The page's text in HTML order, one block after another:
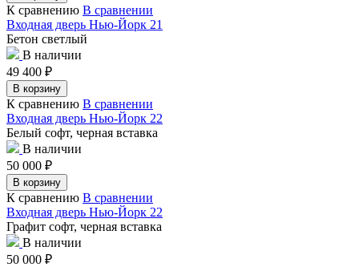
К сравнению В сравнении
Входная дверь Нью-Йорк 21
Бетон светлый
В наличии
49 400 ₽
В корзину
К сравнению В сравнении
Входная дверь Нью-Йорк 22
Белый софт, черная вставка
В наличии
50 000 ₽
В корзину
К сравнению В сравнении
Входная дверь Нью-Йорк 22
Графит софт, черная вставка
В наличии
50 000 ₽